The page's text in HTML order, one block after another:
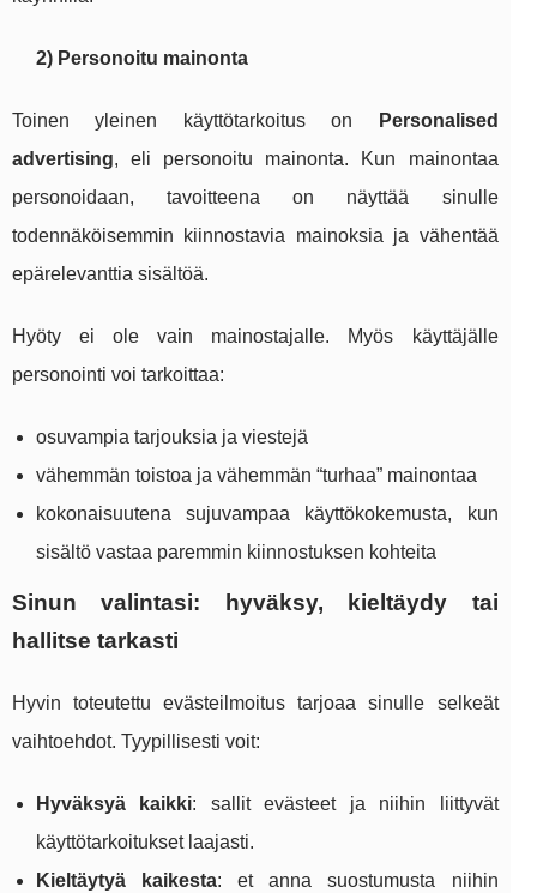
2) Personoitu mainonta
Toinen yleinen käyttötarkoitus on
Personalised
advertising, eli personoitu mainonta. Kun mainontaa
personoidaan, tavoitteena on näyttää sinulle
todennäköisemmin kiinnostavia mainoksia ja vähentää
epärelevanttia sisältöä.
Hyöty ei ole vain mainostajalle. Myös käyttäjälle
personointi voi tarkoittaa:
osuvampia tarjouksia ja viestejä
vähemmän toistoa ja vähemmän “turhaa” mainontaa
kokonaisuutena sujuvampaa käyttökokemusta, kun
sisältö vastaa paremmin kiinnostuksen kohteita
Sinun valintasi: hyväksy, kieltäydy tai
hallitse tarkasti
Hyvin toteutettu evästeilmoitus tarjoaa sinulle selkeät
vaihtoehdot. Tyypillisesti voit:
Hyväksyä kaikki: sallit evästeet ja niihin liittyvät
käyttötarkoitukset laajasti.
Kieltäytyä kaikesta: et anna suostumusta niihin